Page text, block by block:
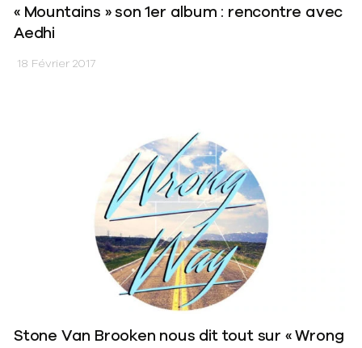
« Mountains » son 1er album : rencontre avec
Aedhi
18 Février 2017
Stone Van Brooken nous dit tout sur « Wrong